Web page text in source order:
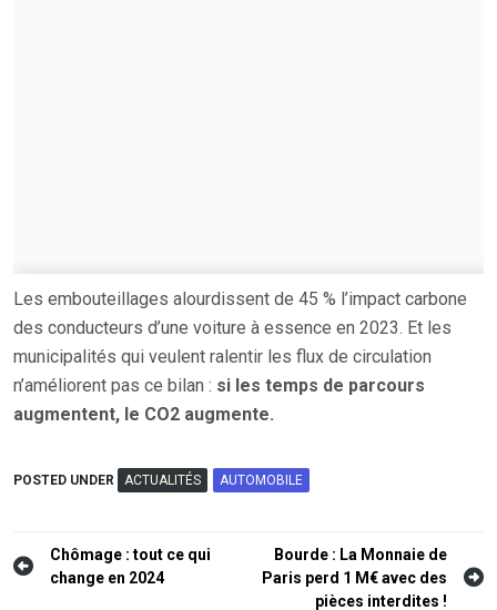
Les embouteillages alourdissent de 45 % l’impact carbone
des conducteurs d’une voiture à essence en 2023. Et les
municipalités qui veulent ralentir les flux de circulation
n’améliorent pas ce bilan : si les temps de parcours
augmentent, le CO2 augmente.
POSTED UNDER ACTUALITÉS AUTOMOBILE
Navigation
Chômage : tout ce qui
change en 2024
Bourde : La Monnaie de
Paris perd 1 M€ avec des
pièces interdites !